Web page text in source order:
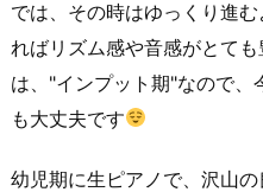
では、その時はゆっくり進
ればリズム感や音感がとて
は、"インプット期"なので、
も大丈夫です
幼児期に生ピアノで、沢山